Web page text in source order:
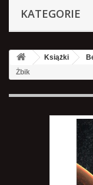
KATEGORIE
Książki
Żbik